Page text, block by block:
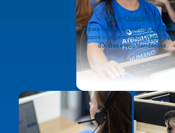
IA e QuickBar
IA para triagem e qualificação de
ícone inteligente com ChatGPT
dúvidas e recomendações.